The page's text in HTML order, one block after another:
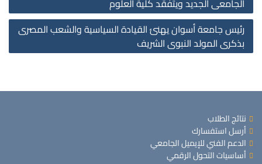
الجامعى الجديد ويتفقد كلية العلوم
رئيس جامعة أسوان يهنئ القيادة السياسية والشعب المصرى
بذكرى المولد النبوى الشريف
نتائج الطلاب
أرسل استفسارك
الدعم الفني للإيميل الجامعي
أساسيات التحول الرقمي